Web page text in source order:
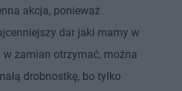
akcja, ponieważ
dar jaki mamy w
w zamian otrzymać, można
drobnostkę, bo tylko